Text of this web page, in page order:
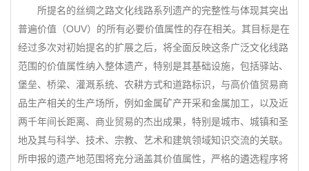
所提名的丝绸之路文化线路系列遗产的完整性与体现其突出
普遍价值（OUV）的所有必要价值属性的存在相关。其目标是在
经过多次对初始提名的扩展之后，将全面反映这条广泛文化线路
范围的价值属性纳入整体遗产，特别是其基础设施，包括驿站、
堡垒、桥梁、灌溉系统、农耕方式和道路标识，与高价值贸易商
品生产相关的生产场所，例如金属矿产开采和金属加工，以及近
两千年间长距离、商业贸易的杰出成果，特别是城市、城镇和圣
地及其与科学、技术、宗教、艺术和建筑领域知识交流的关联。
所申报的遗产地范围将充分涵盖其价值属性，严格的遴选程序将